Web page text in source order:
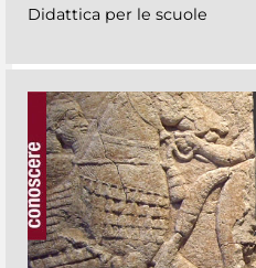
Didattica per le scuole